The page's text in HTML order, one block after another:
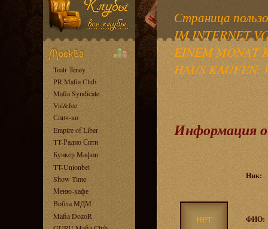
Teatr Teney
PR Mafia Club
Mafia Syndicate
Val&Jee
Спич-ки
Empire of Liber
TT-Радио Сити
Бункер Мафии
TT-Unionbet
Show Time
Меню-кафе
Вобла МДМ
Mafia DozoR
Страница
IM INTERNET
EINEM MONAT
HAUS KAUFEN:
Информация о
нет
Ник:
ФИО: